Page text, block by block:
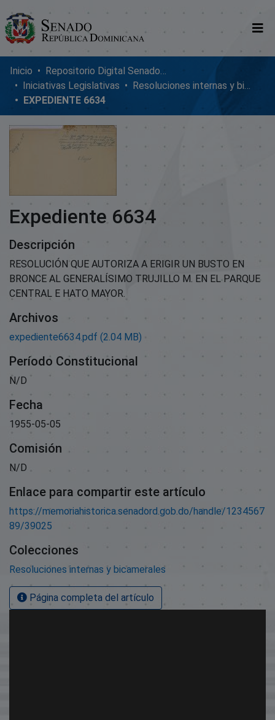
Comunidades
Glosario
Nosotros
Inicio
Repositorio Digital SenadoRD
Iniciativas Legislativas
Resoluciones internas y bicamerales
EXPEDIENTE 6634
Expediente 6634
Descripción
RESOLUCIÓN QUE AUTORIZA A ERIGIR UN BUSTO EN
BRONCE AL GENERALÍSIMO TRUJILLO M. EN EL PARQUE
CENTRAL E HATO MAYOR.
Archivos
expediente6634.pdf (2.04 MB)
Período Constitucional
N/D
Fecha
1955-05-05
Comisión
N/D
Enlace para compartir este artículo
https://memoriahistorica.senadord.gob.do/handle/1234567
89/39025
Colecciones
Resoluciones internas y bicamerales
Página completa del artículo